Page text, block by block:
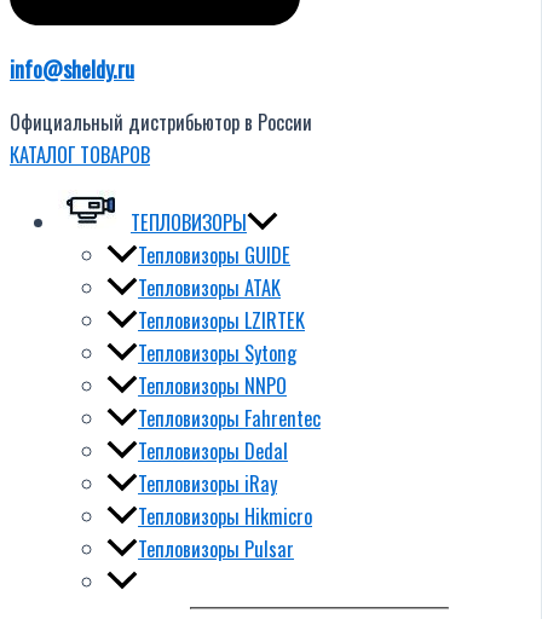
info@sheldy.ru
Официальный дистрибьютор в России
КАТАЛОГ ТОВАРОВ
ТЕПЛОВИЗОРЫ
Тепловизоры GUIDE
Тепловизоры ATAK
Тепловизоры LZIRTEK
Тепловизоры Sytong
Тепловизоры NNPO
Тепловизоры Fahrentec
Тепловизоры Dedal
Тепловизоры iRay
Тепловизоры Hikmicro
Тепловизоры Pulsar